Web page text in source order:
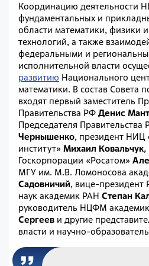
Координацию деятельности
фундаментальных и
области математики, физики
технологий, а также
федеральными и
исполнительной власти
развитию Национального
математики. В состав Совета
входят первый заместитель
Правительства РФ Денис
Председателя Правительства
Чернышенко, президент НИЦ
институт» Михаил Ковальчук,
Госкорпорации «Росатом»
МГУ им. М.В. Ломоносова
Садовничий, вице-президент
наук академик РАН Степан
руководитель НЦФМ
Сергеев и другие
власти и научно-